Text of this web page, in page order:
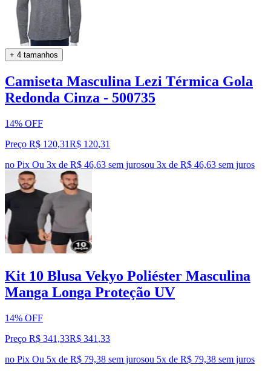
+ 4 tamanhos
Camiseta Masculina Lezi Térmica Gola
Redonda Cinza - 500735
14% OFF
Preço R$ 120,31R$ 120,31
no Pix Ou 3x de R$ 46,63 sem jurosou 3x de R$ 46,63 sem juros
Kit 10 Blusa Vekyo Poliéster Masculina
Manga Longa Proteção UV
14% OFF
Preço R$ 341,33R$ 341 ,33
no Pix Ou 5x de R$ 79,38 sem jurosou 5x de R$ 79,38 sem juros